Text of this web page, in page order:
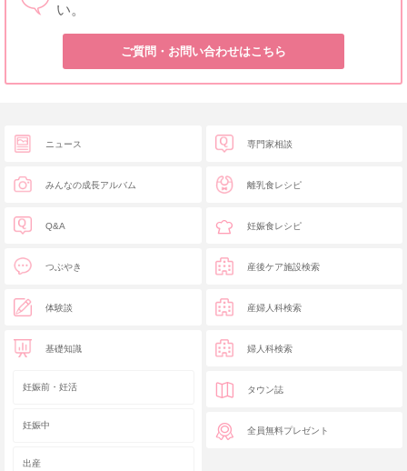
い。
ご質問・お問い合わせはこちら
ニュース
みんなの成長アルバム
Q&A
つぶやき
体験談
基礎知識
妊娠前・妊活
妊娠中
出産
専門家相談
離乳食レシピ
妊娠食レシピ
産後ケア施設検索
産婦人科検索
婦人科検索
タウン誌
全員無料プレゼント